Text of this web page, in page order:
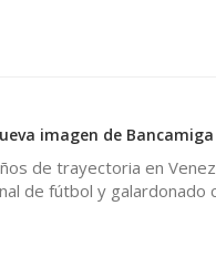
imagen de Bancamiga
de trayectoria en
de fútbol y galardonado